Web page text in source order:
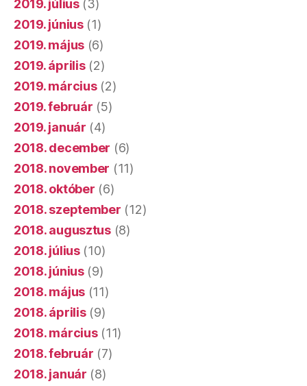
2019. július(3)
2019. június(1)
2019. május (6)
2019. április(2)
2019. március(2)
2019. február (5)
2019. január (4)
2018. december (6)
2018. november (11)
2018. október (6)
2018. szeptember (12)
2018. augusztus(8)
2018. július(10)
2018. június(9)
2018. május (11)
2018. április(9)
2018. március(11)
2018. február (7)
2018. január (8)